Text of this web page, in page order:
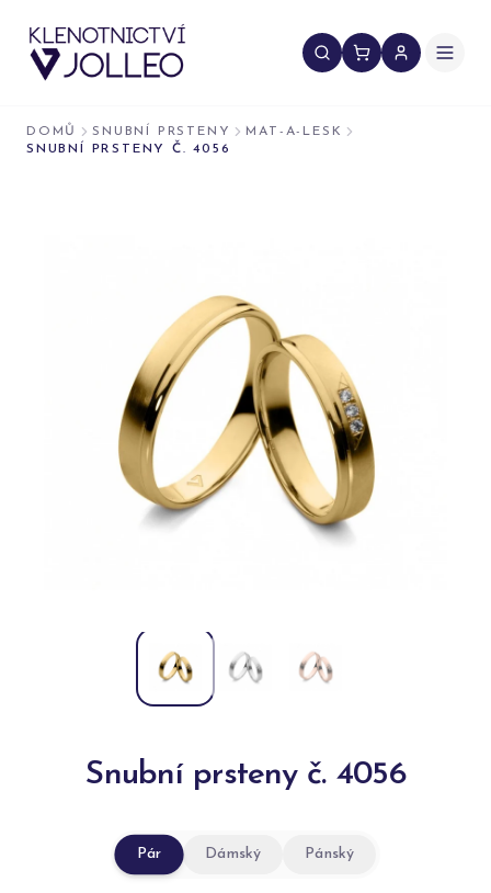
DOMŮ SNUBNÍ PRSTENY
MAT-A-LESK
SNUBNÍ PRSTENY Č. 4056
Snubní prsteny č. 4056
Pár Dámský Pánský